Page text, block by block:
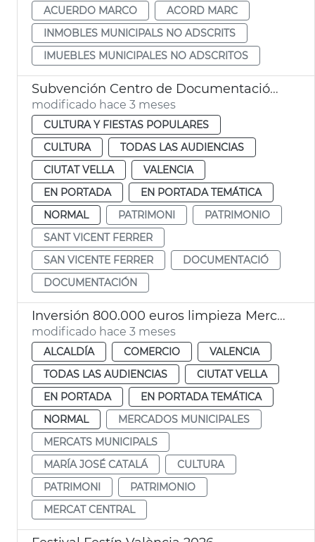
ACUERDO MARCO
ACORD MARC
INMOBLES MUNICIPALS NO ADSCRITS
IMUEBLES MUNICIPALES NO ADSCRITOS
Subvención Centro de Documentación Vicentina
modificado hace 3 meses
CULTURA Y FIESTAS POPULARES
CULTURA
TODAS LAS AUDIENCIAS
CIUTAT VELLA
VALENCIA
EN PORTADA
EN PORTADA TEMÁTICA
NORMAL
PATRIMONI
PATRIMONIO
SANT VICENT FERRER
SAN VICENTE FERRER
DOCUMENTACIÓ
DOCUMENTACIÓN
Inversión 800.000 euros limpieza Mercat Central
modificado hace 3 meses
ALCALDÍA COMERCIO
VALENCIA
TODAS LAS AUDIENCIAS
CIUTAT VELLA
EN PORTADA
EN PORTADA TEMÁTICA
NORMAL
MERCADOS MUNICIPALES
MERCATS MUNICIPALS
MARÍA JOSÉ CATALÁ
CULTURA
PATRIMONI
PATRIMONIO
MERCAT CENTRAL